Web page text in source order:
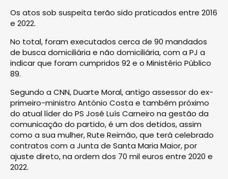
Os atos sob suspeita terão sido praticados entre 2016
e 2022.
No total, foram executados cerca de 90 mandados
de busca domiciliária e não domiciliária, com a PJ a
indicar que foram cumpridos 92 e o Ministério Público
89.
Segundo a CNN, Duarte Moral, antigo assessor do ex-
primeiro-ministro António Costa e também próximo
do atual líder do PS José Luís Carneiro na gestão da
comunicação do partido, é um dos detidos, assim
como a sua mulher, Rute Reimão, que terá celebrado
contratos com a Junta de Santa Maria Maior, por
ajuste direto, na ordem dos 70 mil euros entre 2020 e
2022.